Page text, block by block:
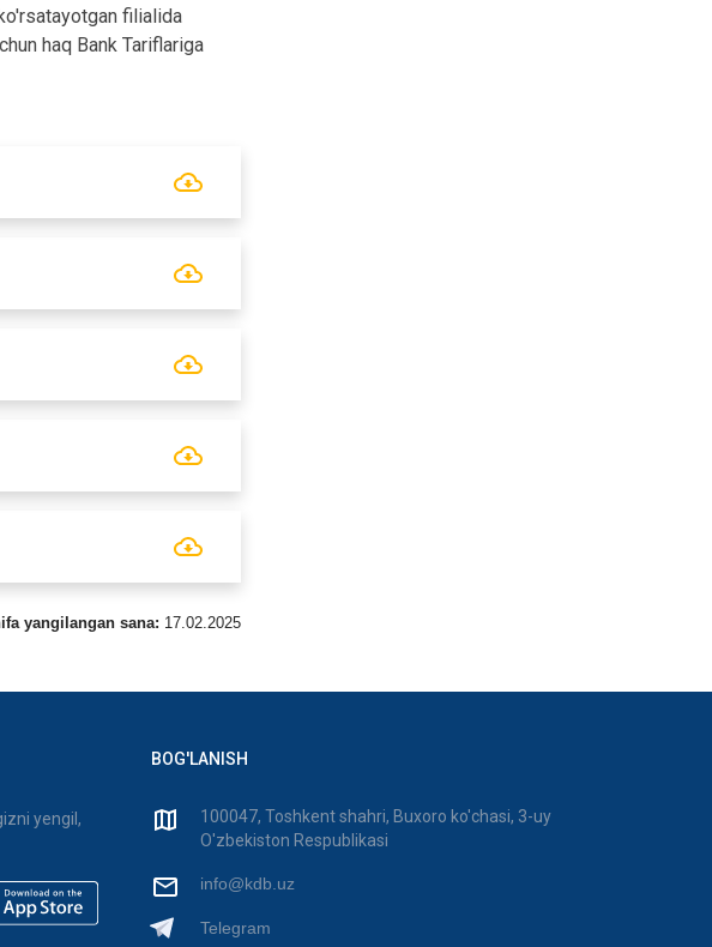
filialida
haq Bank Tariflariga
yangilangan sana: 17.02.2025
yengil,
BOG'LANISH
100047, Toshkent shahri, Buxoro ko'chasi, 3-uy
O'zbekiston Respublikasi
info@kdb.uz
Telegram